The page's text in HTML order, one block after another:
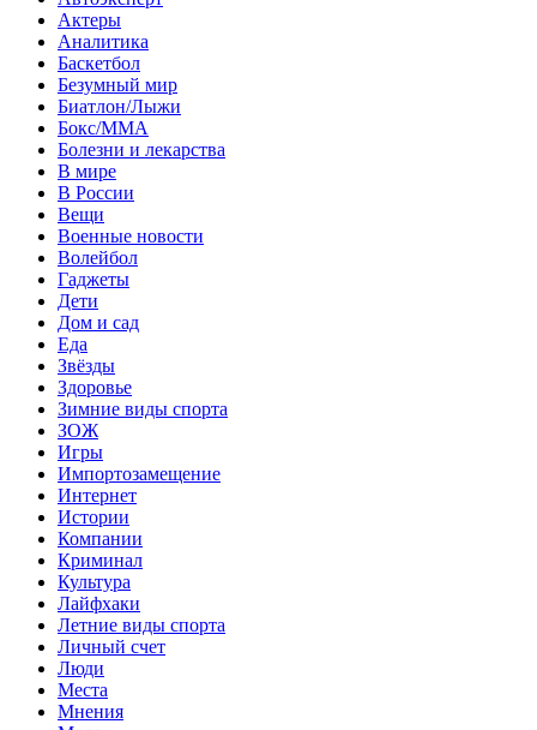
Актеры
Аналитика
Баскетбол
Безумный мир
Биатлон/Лыжи
Бокс/MMA
Болезни и лекарства
В мире
В России
Вещи
Военные новости
Волейбол
Гаджеты
Дети
Дом и сад
Еда
Звёзды
Здоровье
Зимние виды спорта
ЗОЖ
Игры
Импортозамещение
Интернет
Истории
Компании
Криминал
Культура
Лайфхаки
Летние виды спорта
Личный счет
Люди
Места
Мнения